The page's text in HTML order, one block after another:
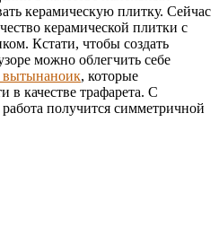
керамическую плитку. Сейчас
керамической плитки с
Кстати, чтобы создать
можно облегчить себе
вытынаноик, которые
в качестве трафарета. С
получится симметричной